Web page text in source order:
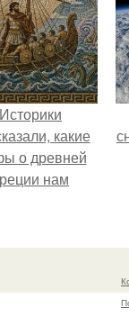
Историки
какие
о древней
нам